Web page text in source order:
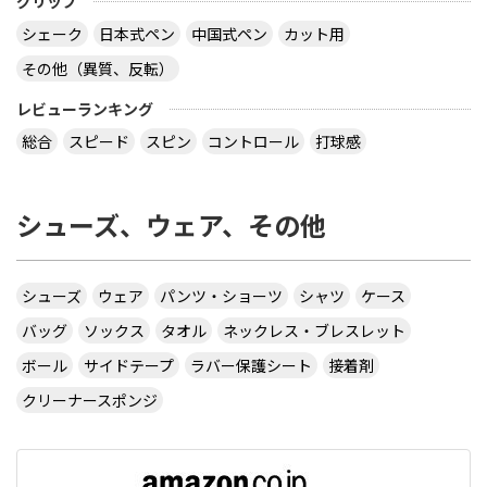
シェーク
日本式ペン 中国式ペン
カット用
その他（異質、反転）
レビューランキング
総合
スピード スピン コントロール 打球感
シューズ、ウェア、その他
シューズ ウェア パンツ・ショーツ シャツ
ケース
バッグ
ソックス タオル
ネックレス・ブレスレット
ボール
サイドテープ ラバー保護シート
接着剤
クリーナースポンジ